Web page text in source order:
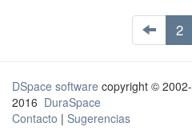
2
DSpace software copyright © 2002-
2016 DuraSpace
Contacto | Sugerencias